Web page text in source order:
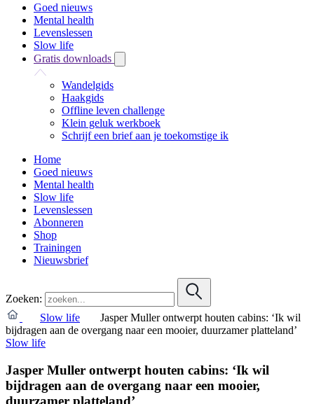
Goed nieuws
Mental health
Levenslessen
Slow life
Gratis downloads
Wandelgids
Haakgids
Offline leven challenge
Klein geluk werkboek
Schrijf een brief aan je toekomstige ik
Home
Goed nieuws
Mental health
Slow life
Levenslessen
Abonneren
Shop
Trainingen
Nieuwsbrief
Zoeken:
Slow life
Jasper Muller ontwerpt houten cabins: ‘Ik wil
bijdragen aan de overgang naar een mooier, duurzamer platteland’
Slow life
Jasper Muller ontwerpt houten cabins: ‘Ik wil
bijdragen aan de overgang naar een mooier,
duurzamer platteland’